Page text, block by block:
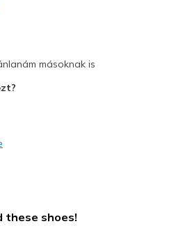
másoknak is
these shoes!